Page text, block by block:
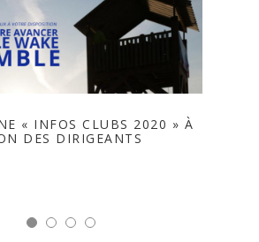
« INFOS CLUBS 2020 » À
DES DIRIGEANTS